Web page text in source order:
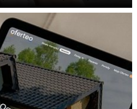
nagrzewaniem wnęt...